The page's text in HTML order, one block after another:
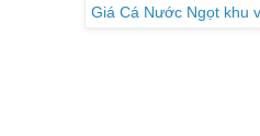
Giá Cá Nước Ngọt khu